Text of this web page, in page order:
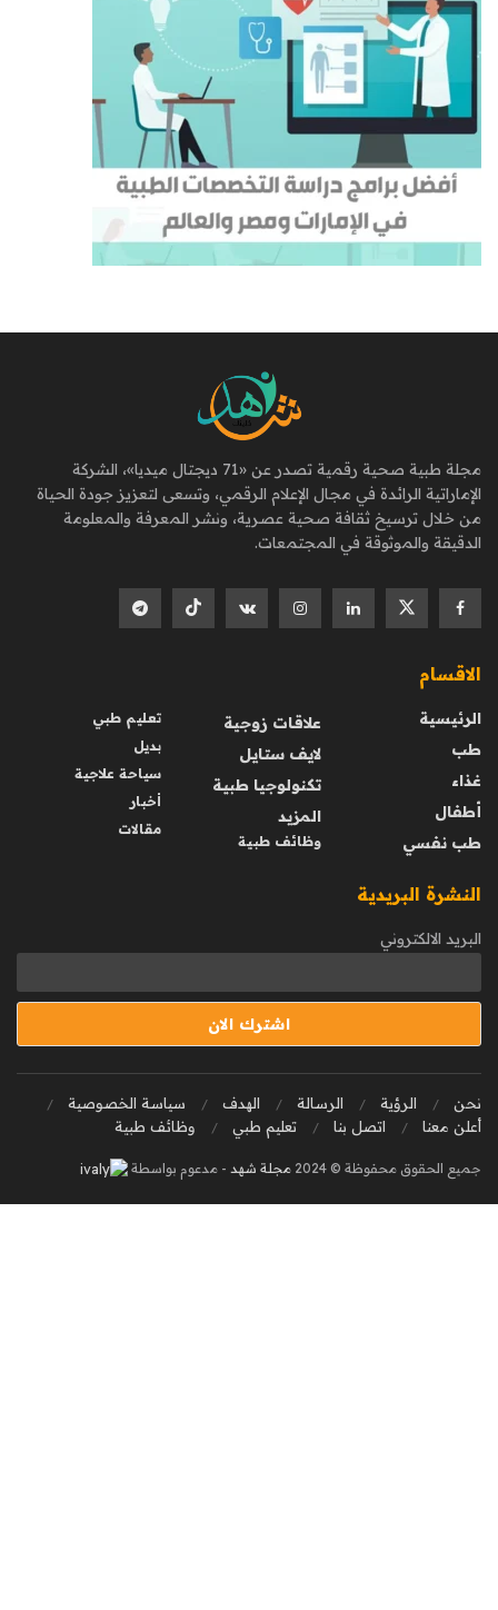
مجلة طبية صحية رقمية تصدر عن «71 ديجتال ميديا»، الشركة
الإماراتية الرائدة في مجال الإعلام الرقمي، وتسعى لتعزيز جودة الحياة
من خلال ترسيخ ثقافة صحية عصرية، ونشر المعرفة والمعلومة
الدقيقة والموثوقة في المجتمعات.
الاقسام
الرئيسية
طب
غذاء
أطفال
طب نفسي
علاقات زوجية
لايف ستايل
تكنولوجيا طبية
المزيد
وظائف طبية
تعليم طبي
بديل
سياحة علاجية
أخبار
مقالات
النشرة البريدية
البريد الالكتروني
نحن الرؤية الرسالة الهدف
سياسة الخصوصية
أعلن معنا
اتصل بنا تعليم طبي وظائف طبية
جميع الحقوق محفوظة © 2024 مجلة شهد - مدعوم بواسطة